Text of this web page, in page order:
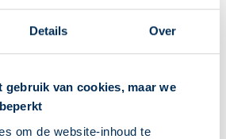
Details Over
gebruik van cookies, maar we
om de website-inhoud te
benzoylperoxide de acne-bacterie.
met lauw water. Smeer de gel dun op
en pukkels. Masseer de gel NIET